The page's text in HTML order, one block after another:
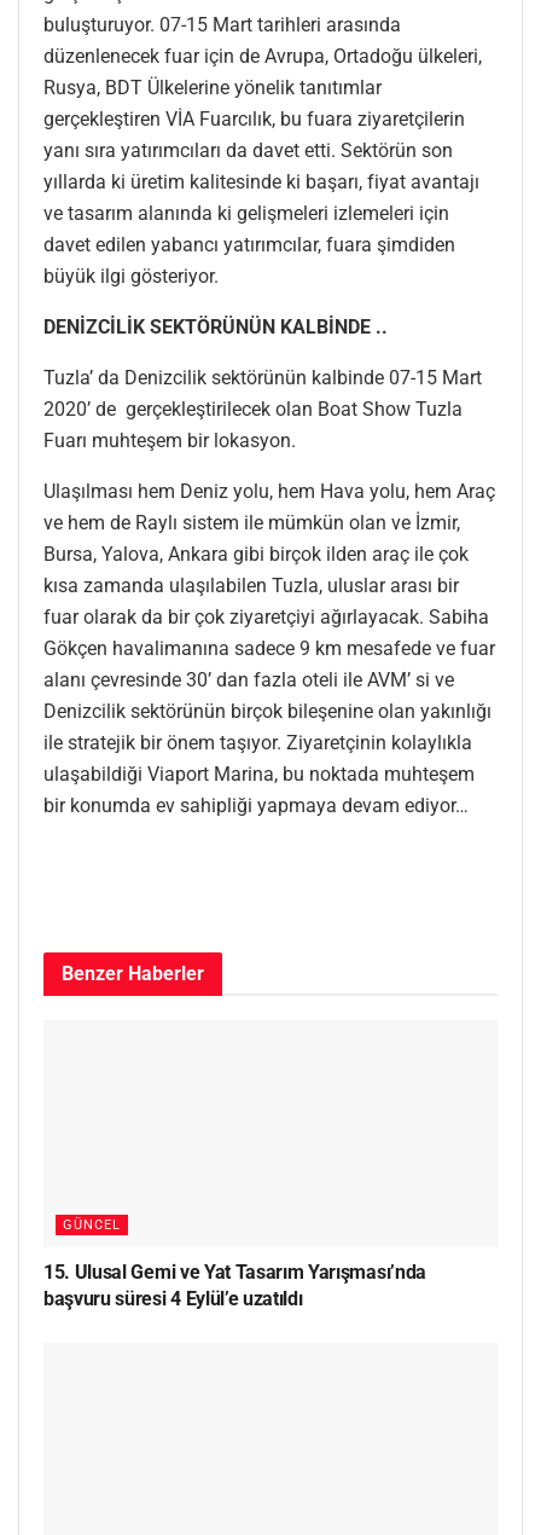
buluşturuyor. 07-15 Mart tarihleri arasında
düzenlenecek fuar için de Avrupa, Ortadoğu ülkeleri,
Rusya, BDT Ülkelerine yönelik tanıtımlar
gerçekleştiren VİA Fuarcılık, bu fuara ziyaretçilerin
yanı sıra yatırımcıları da davet etti. Sektörün son
yıllarda ki üretim kalitesinde ki başarı, fiyat avantajı
ve tasarım alanında ki gelişmeleri izlemeleri için
davet edilen yabancı yatırımcılar, fuara şimdiden
büyük ilgi gösteriyor.
DENİZCİLİK SEKTÖRÜNÜN KALBİNDE ..
Tuzla’ da Denizcilik sektörünün kalbinde 07-15 Mart
2020’ de gerçekleştirilecek olan Boat Show Tuzla
Fuarı muhteşem bir lokasyon.
Ulaşılması hem Deniz yolu, hem Hava yolu, hem Araç
ve hem de Raylı sistem ile mümkün olan ve İzmir,
Bursa, Yalova, Ankara gibi birçok ilden araç ile çok
kısa zamanda ulaşılabilen Tuzla, uluslar arası bir
fuar olarak da bir çok ziyaretçiyi ağırlayacak. Sabiha
Gökçen havalimanına sadece 9 km mesafede ve fuar
alanı çevresinde 30’ dan fazla oteli ile AVM’ si ve
Denizcilik sektörünün birçok bileşenine olan yakınlığı
ile stratejik bir önem taşıyor. Ziyaretçinin kolaylıkla
ulaşabildiği Viaport Marina, bu noktada muhteşem
bir konumda ev sahipliği yapmaya devam ediyor…
Benzer Haberler
GÜNCEL
15. Ulusal Gemi ve Yat Tasarım Yarışması’nda
başvuru süresi 4 Eylül’e uzatıldı